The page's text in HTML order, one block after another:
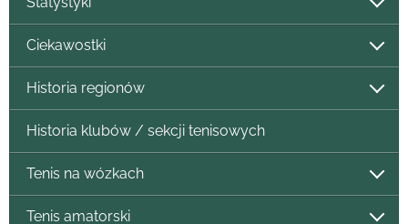
Ciekawostki
Historia regionów
Historia klubów / sekcji tenisowych
Tenis na wózkach
Tenis amatorski